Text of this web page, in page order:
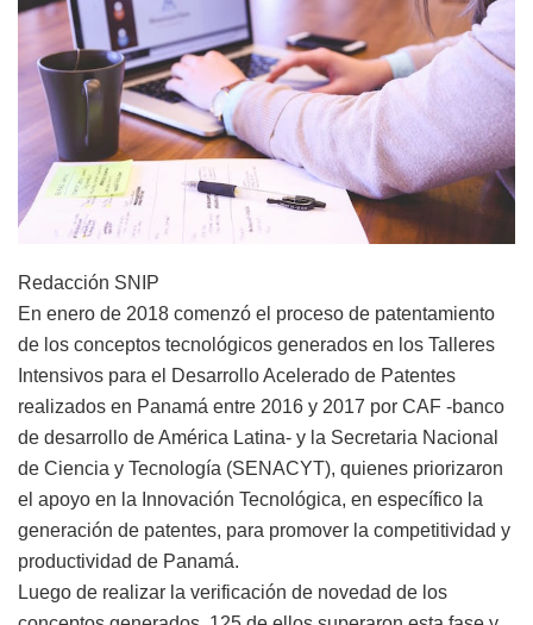
Redacción SNIP
En enero de 2018 comenzó el proceso de patentamiento
de los conceptos tecnológicos generados en los Talleres
Intensivos para el Desarrollo Acelerado de Patentes
realizados en Panamá entre 2016 y 2017 por CAF -banco
de desarrollo de América Latina- y la Secretaria Nacional
de Ciencia y Tecnología (SENACYT), quienes priorizaron
el apoyo en la Innovación Tecnológica, en específico la
generación de patentes, para promover la competitividad y
productividad de Panamá.
Luego de realizar la verificación de novedad de los